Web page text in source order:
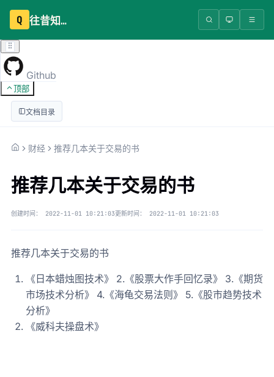
Q 往昔知识库
Github
顶部
文档目录
财经 推荐几本关于交易的书
推荐几本关于交易的书
创建时间： 2022-11-01 10:21:03更新时间： 2022-11-01 10:21:03
推荐几本关于交易的书
《日本蜡烛图技术》 2.《股票大作手回忆录》 3.《期货
市场技术分析》 4.《海龟交易法则》 5.《股市趋势技术
分析》
《威科夫操盘术》